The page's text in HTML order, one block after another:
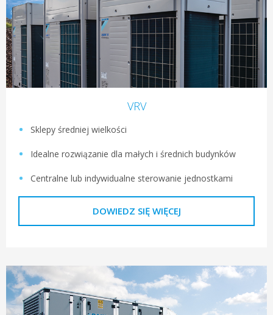
VRV
Sklepy średniej wielkości
Idealne rozwiązanie dla małych i średnich budynków
Centralne lub indywidualne sterowanie jednostkami
DOWIEDZ SIĘ WIĘCEJ